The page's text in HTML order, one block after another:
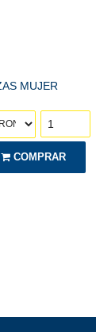
MUJER
COMPRAR